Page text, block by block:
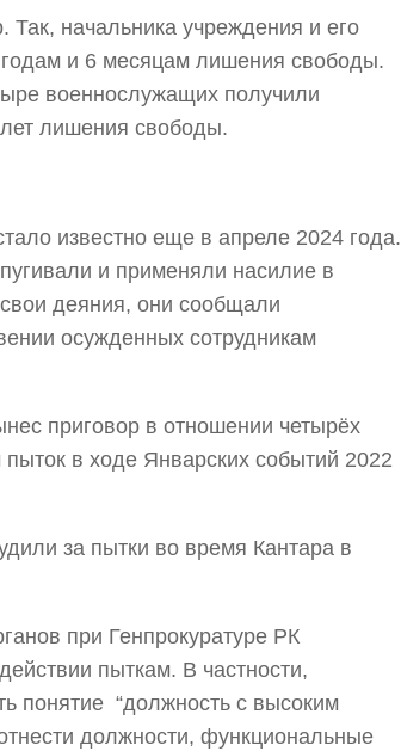
Так, начальника учреждения и его
и 6 месяцам лишения свободы.
военнослужащих получили
лишения свободы.
известно еще в апреле 2024 года.
и применяли насилие в
деяния, они сообщали
осужденных сотрудникам
приговор в отношении четырёх
в ходе Январских событий 2022
за пытки во время Кантара в
при Генпрокуратуре РК
пыткам. В частности,
понятие “должность с высоким
должности, функциональные